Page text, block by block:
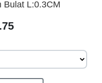
Bulat L:0.3CM